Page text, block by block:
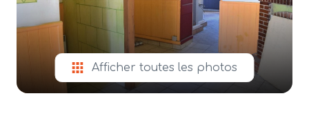
contact
Afficher toutes les photos